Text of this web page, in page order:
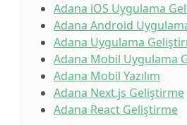
Adana iOS Uygulama
Adana Android
Adana Uygulama
Adana Mobil Uygulama
Adana Mobil Yazılım
Adana Next.js Geliştirme
Adana React Geliştirme